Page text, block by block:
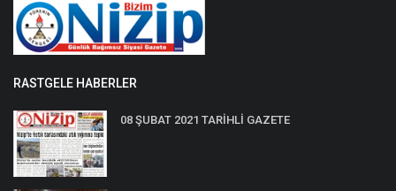
RASTGELE HABERLER
08 ŞUBAT 2021 TARİHLİ GAZETE